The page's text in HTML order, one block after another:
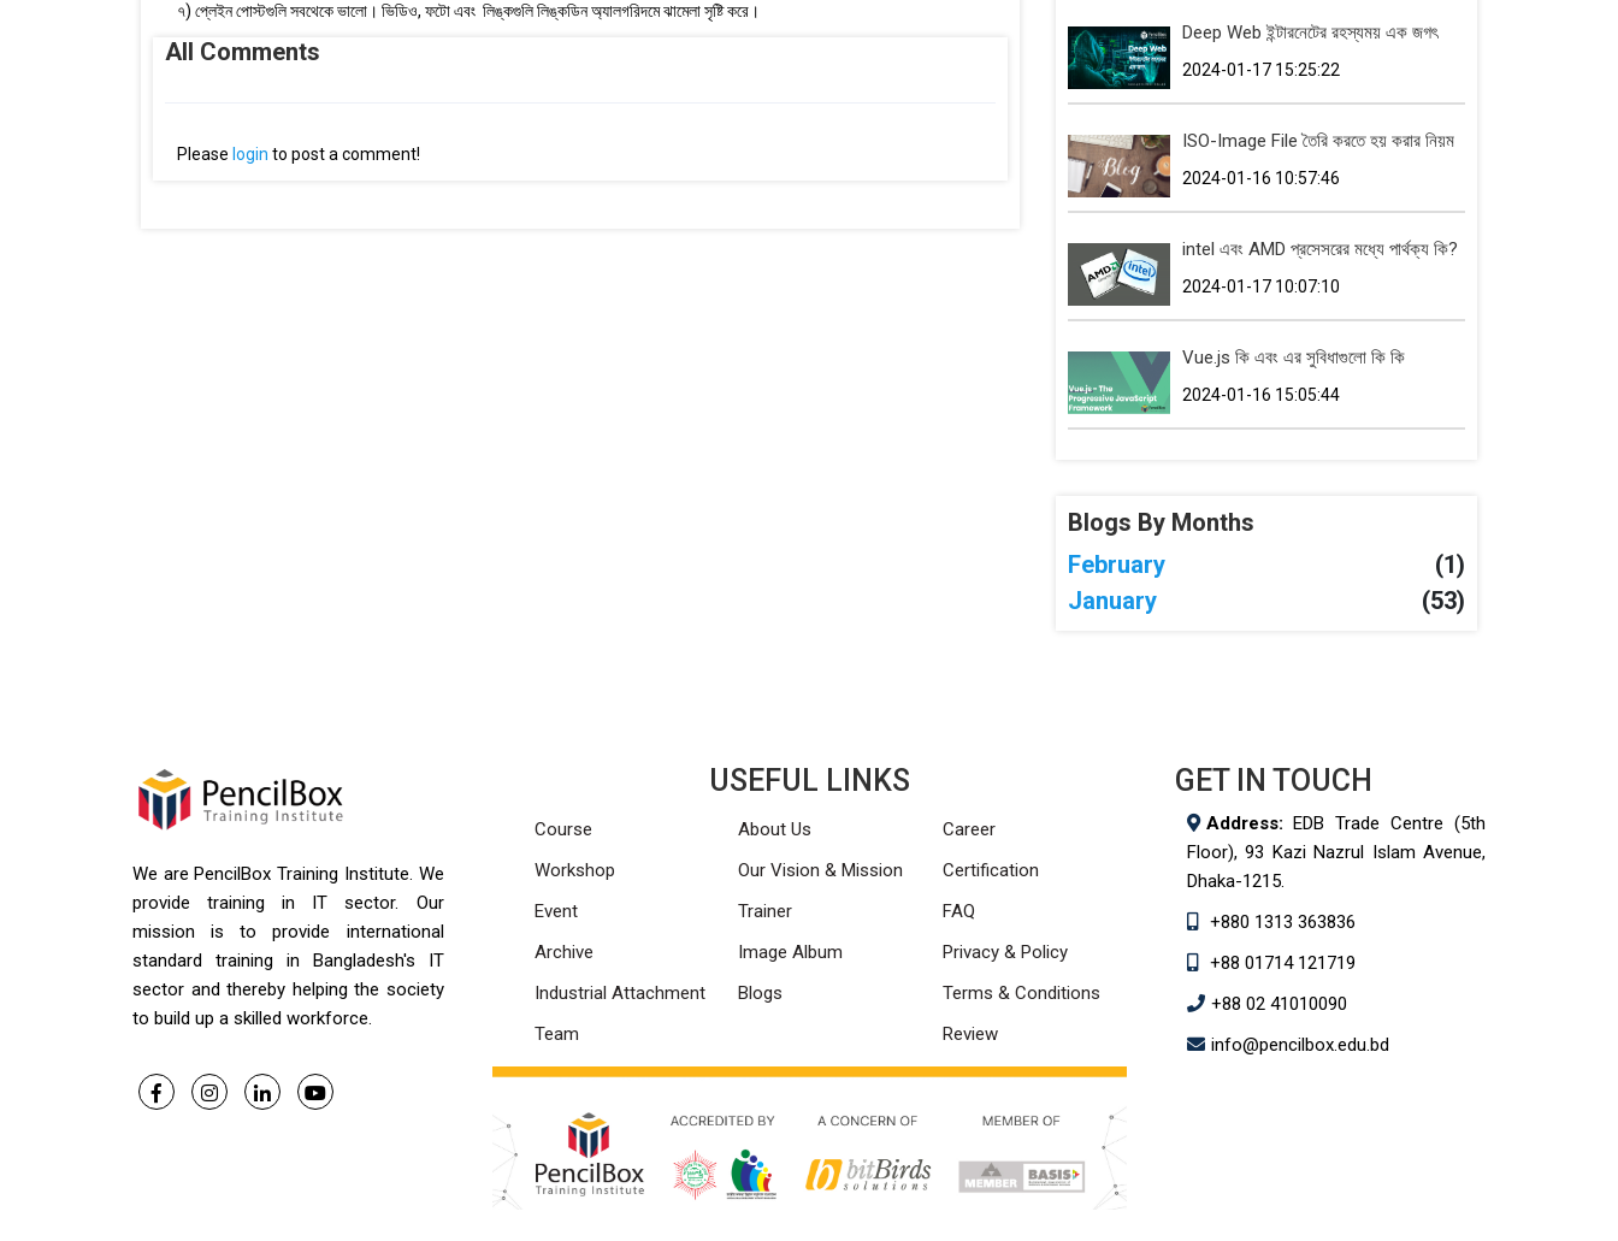
৭) প্লেইন পোস্টগুলি সবথেকে ভালো। ভিডিও, ফটো এবং লিঙ্কগুলি লিঙ্কডিন অ্যালগরিদমে ঝামেলা সৃষ্টি করে।
All Comments
Please login to post a comment!
Deep Web ইন্টারনেটের রহস্যময় এক জগৎ
2024-01-17 15:25:22
ISO-Image File তৈরি করতে হয় করার নিয়ম
2024-01-16 10:57:46
intel এবং AMD প্রসেসরের মধ্যে পার্থক্য কি?
2024-01-17 10:07:10
Vue.js কি এবং এর সুবিধাগুলো কি কি
2024-01-16 15:05:44
Blogs By Months
February
(1)
January
(53)
We are PencilBox Training Institute. We
provide training in IT sector. Our
mission is to provide international
standard training in Bangladesh's IT
sector and thereby helping the society
to build up a skilled workforce.
USEFUL LINKS
Course
Workshop
Event
Archive
Industrial Attachment
Team
About Us
Our Vision & Mission
Trainer
Image Album
Blogs
Career
Certification
FAQ
Privacy & Policy
Terms & Conditions
Review
GET IN TOUCH
Address: EDB Trade Centre (5th
Floor), 93 Kazi Nazrul Islam Avenue,
Dhaka-1215.
+880 1313 363836
+88 01714 121719
+88 02 41010090
info@pencilbox.edu.bd